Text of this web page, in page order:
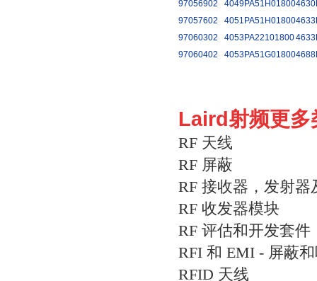
97056902 4049PA51H01800
97057602
4051PA51H01800
97060302
4053PA22101800
97060402
4053PA51G01800
Laird射频更多
RF 天线
RF 屏蔽
RF 接收器，发射
RF 收发器模块
RF 评估和开发套件
RFI 和 EMI - 屏蔽
RFID 天线